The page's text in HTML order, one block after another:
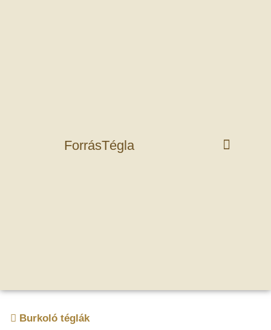
ForrásTégla
Burkoló téglák